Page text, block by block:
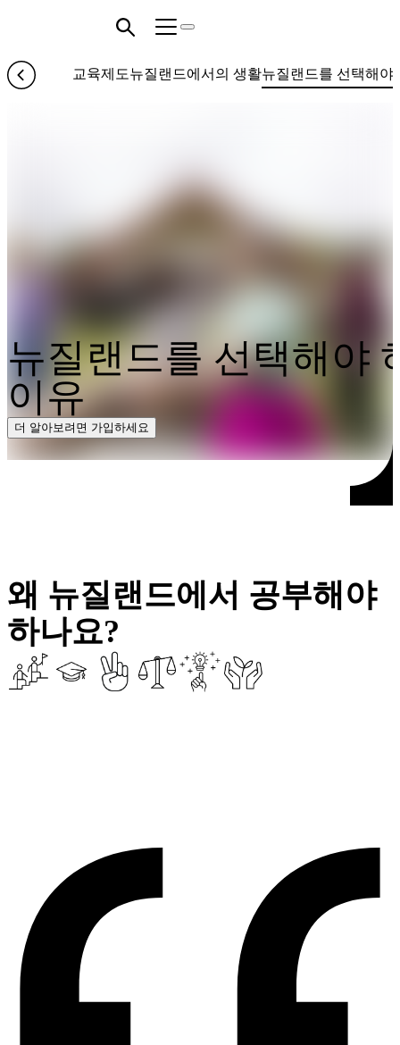
교육제도뉴질랜드에서의 생활뉴질랜드를 선택해야
뉴질랜드를 선택해야
이유
더 알아보려면 가입하세요
왜 뉴질랜드에서 공부해야
하나요?